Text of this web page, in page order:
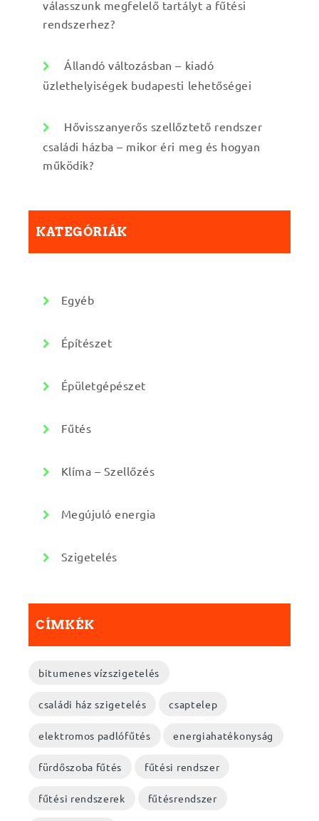
válasszunk megfelelő tartályt a fűtési
rendszerhez?
Állandó változásban – kiadó
üzlethelyiségek budapesti lehetőségei
Hővisszanyerős szellőztető rendszer
családi házba – mikor éri meg és hogyan
működik?
KATEGÓRIÁK
Egyéb
Építészet
Épületgépészet
Fűtés
Klíma – Szellőzés
Megújuló energia
Szigetelés
CÍMKÉK
bitumenes vízszigetelés
családi ház szigetelés csaptelep
elektromos padlófűtés energiahatékonyság
fürdőszoba fűtés fűtési rendszer
fűtési rendszerek fűtésrendszer